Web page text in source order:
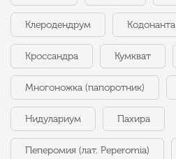
Клеродендрум Кодонанта
Кроссандра Кумкват
Многоножка (папоротник)
Нидулариум Пахира
Пеперомия (лат. Peperomia)